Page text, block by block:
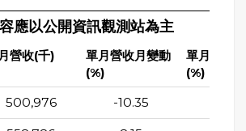
應以公開資訊觀測站為主
營收(千)
單月營收月變動
(%)
單月營收
(%)
500,976 -10.35